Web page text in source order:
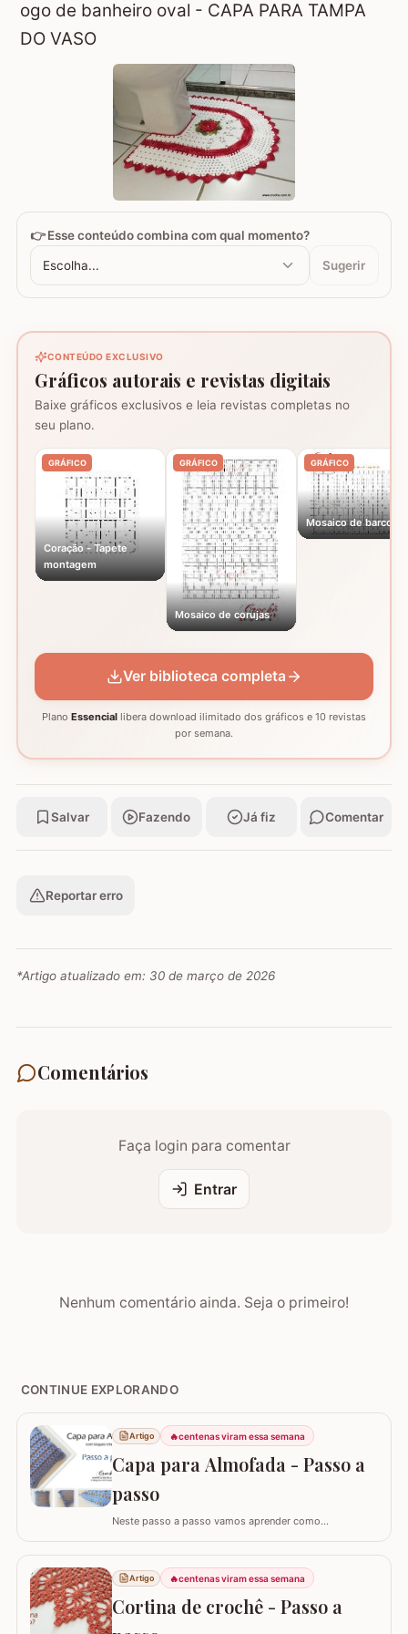
ogo de banheiro oval - CAPA PARA TAMPA
DO VASO
👉 Esse conteúdo combina com qual momento?
Escolha... Sugerir
CONTEÚDO EXCLUSIVO
Gráficos autorais e revistas digitais
Baixe gráficos exclusivos e leia revistas completas no
seu plano.
GRÁFICO
Coração - Tapete
montagem
GRÁFICO
Mosaico de corujas
GRÁFICO
Mosaico de barcos
Ver biblioteca completa
Plano Essencial libera download ilimitado dos gráficos e 10 revistas
por semana.
Salvar Fazendo Já fiz Comentar
Reportar erro
*Artigo atualizado em: 30 de março de 2026
Comentários
Faça login para comentar
Entrar
Nenhum comentário ainda. Seja o primeiro!
CONTINUE EXPLORANDO
Artigo 🔥centenas viram essa semana
Capa para Almofada - Passo a
passo
Neste passo a passo vamos aprender como
intercalados. Fiz a capa para almofada de 40 x 40 e
seguindo o passo a passo você consegue adaptar para
o tamanho desejado. Utilizei o fio Barroco Maxcolor da
Círculo S/A. Um fio extremamente macio por ser 100%…
Artigo 🔥centenas viram essa semana
Cortina de crochê - Passo a